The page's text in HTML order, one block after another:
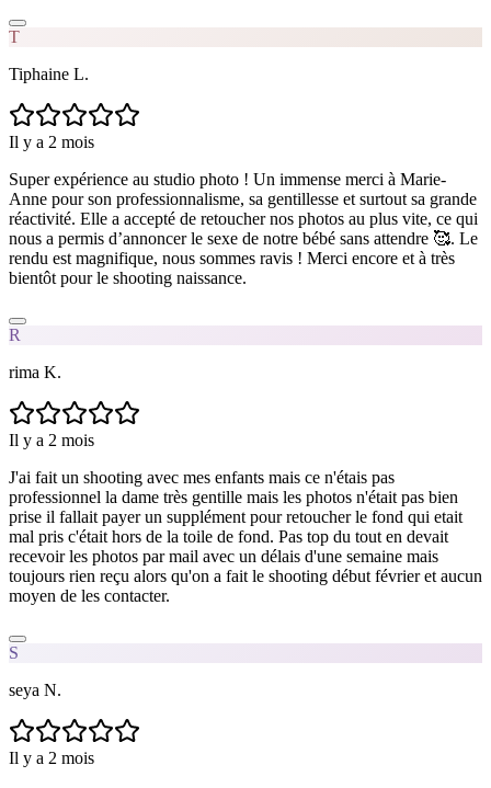
T
Tiphaine L.
Il y a 2 mois
Super expérience au studio photo ! Un immense merci à Marie-
Anne pour son professionnalisme, sa gentillesse et surtout sa grande
réactivité. Elle a accepté de retoucher nos photos au plus vite, ce qui
nous a permis d’annoncer le sexe de notre bébé sans attendre 🥰. Le
rendu est magnifique, nous sommes ravis ! Merci encore et à très
bientôt pour le shooting naissance.
R
rima K.
Il y a 2 mois
J'ai fait un shooting avec mes enfants mais ce n'étais pas
professionnel la dame très gentille mais les photos n'était pas bien
prise il fallait payer un supplément pour retoucher le fond qui etait
mal pris c'était hors de la toile de fond. Pas top du tout en devait
recevoir les photos par mail avec un délais d'une semaine mais
toujours rien reçu alors qu'on a fait le shooting début février et aucun
moyen de les contacter.
S
seya N.
Il y a 2 mois